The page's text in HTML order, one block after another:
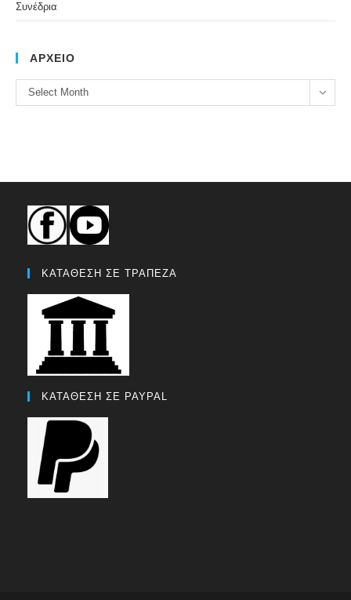
Συνέδρια
ΑΡΧΕΙΟ
ΑΡΧΕΙΟ
Select Month
ΚΑΤΑΘΕΣΗ ΣΕ ΤΡΑΠΕΖΑ
ΚΑΤΑΘΕΣΗ ΣΕ PAYPAL